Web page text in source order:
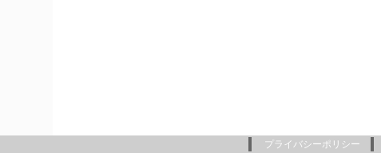
プライバシーポリシー